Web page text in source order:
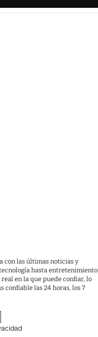
con las últimas noticias y
hasta entretenimiento
en la que puede confiar, lo
confiable las 24 horas, los 7